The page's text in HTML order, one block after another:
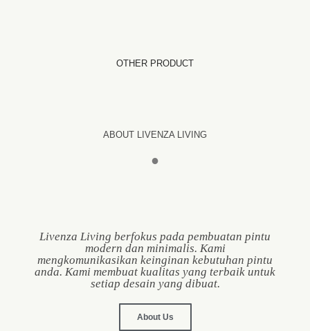
OTHER PRODUCT
ABOUT LIVENZA LIVING
●
Livenza Living berfokus pada pembuatan pintu
modern dan minimalis. Kami
mengkomunikasikan keinginan kebutuhan pintu
anda. Kami membuat kualitas yang terbaik untuk
setiap desain yang dibuat.
About Us